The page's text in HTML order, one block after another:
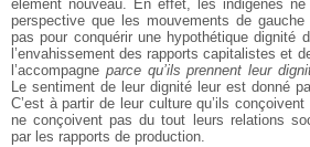
élément nouveau. En effet, les indigènes
perspective que les mouvements de
pas pour conquérir une hypothétique dignité
l’envahissement des rapports capitalistes et
l’accompagne parce qu’ils prennent leur
Le sentiment de leur dignité leur est donné
C’est à partir de leur culture qu’ils
ne conçoivent pas du tout leurs relations
par les rapports de production.